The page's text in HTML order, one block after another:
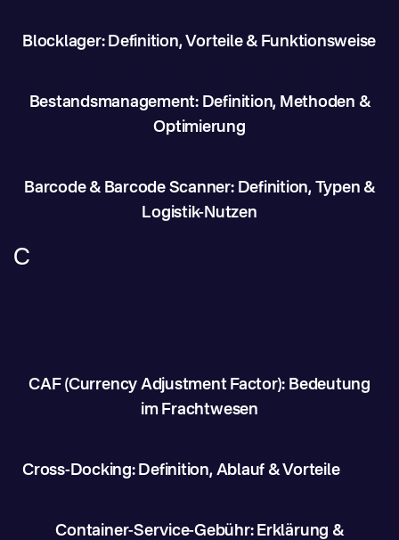
Blocklager: Definition, Vorteile & Funktionsweise
Bestandsmanagement: Definition, Methoden &
Optimierung
Barcode & Barcode Scanner: Definition, Typen &
Logistik-Nutzen
C
CAF (Currency Adjustment Factor): Bedeutung
im Frachtwesen
Cross-Docking: Definition, Ablauf & Vorteile
Container-Service-Gebühr: Erklärung &